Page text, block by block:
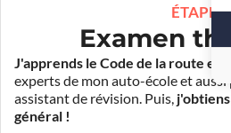
ÉTAPE 2
Examen
J'apprends le Code de la route en
experts de mon auto-école et
assistant de révision. Puis,
général !